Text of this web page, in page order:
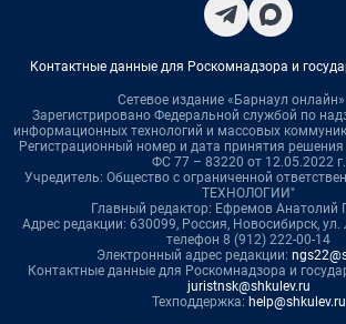
Контактные данные для Роскомнадзора и
Сетевое издание «Барнаул
Зарегистрировано Федеральной службой по
информационных технологий и массовых
Регистрационный номер и дата принятия
ФС 77 – 83220 от 12.05.2022 г.
Учредитель: Общество с ограниченной
ТЕХНОЛОГИИ"
Главный редактор: Ефремов Анатолий
Адрес редакции: 630099, Россия, Новосибирск, ул.
телефон 8 (912) 222-00-14
Электронный адрес редакции:
Контактные данные для Роскомнадзора и
juristnsk@shkulev.ru
Техподдержка: help@shkulev.ru